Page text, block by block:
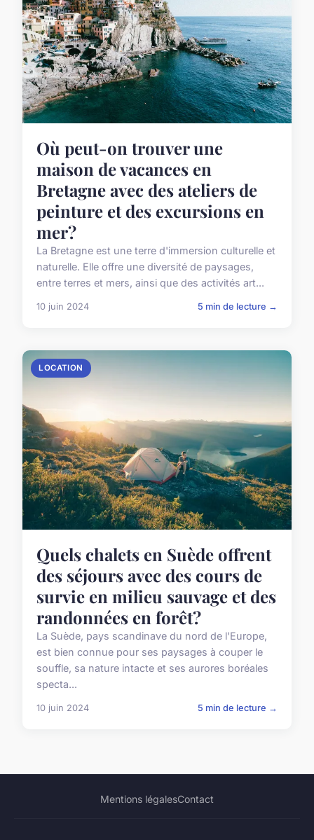
Où peut-on trouver une
maison de vacances en
Bretagne avec des ateliers de
peinture et des excursions en
mer?
La Bretagne est une terre d'immersion culturelle et
naturelle. Elle offre une diversité de paysages,
entre terres et mers, ainsi que des activités art...
10 juin 2024 5 min de lecture →
LOCATION
Quels chalets en Suède offrent
des séjours avec des cours de
survie en milieu sauvage et des
randonnées en forêt?
La Suède, pays scandinave du nord de l'Europe,
est bien connue pour ses paysages à couper le
souffle, sa nature intacte et ses aurores boréales
specta...
10 juin 2024 5 min de lecture →
Mentions légalesContact